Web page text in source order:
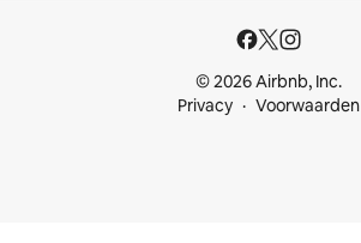
© 2026 Airbnb, Inc.
Privacy
Voorwaarden